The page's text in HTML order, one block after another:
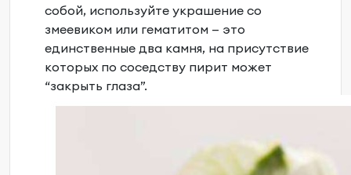
собой, используйте украшение со
змеевиком или гематитом — это
единственные два камня, на присутствие
которых по соседству пирит может
“закрыть глаза”.